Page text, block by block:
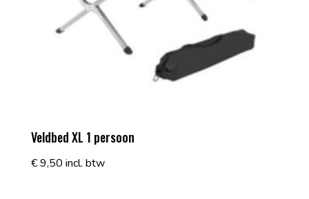
Veldbed XL 1 persoon
€9,50 incl. btw